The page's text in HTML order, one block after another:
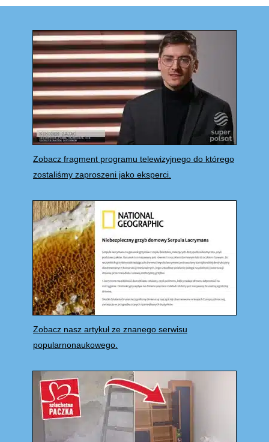
Zobacz fragment programu telewizyjnego do którego
zostaliśmy zaproszeni jako eksperci.
Zobacz nasz artykuł ze znanego serwisu
popularnonaukowego.